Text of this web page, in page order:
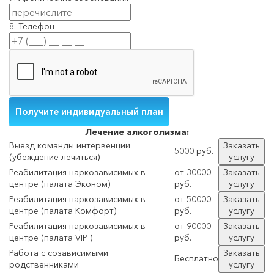
8. Телефон
Лечение алкоголизма:
Выезд команды интервенции
(убеждение лечиться)
5000 руб.
Заказать
услугу
Реабилитация наркозависимых в
центре (палата Эконом)
от 30000
руб.
Заказать
услугу
Реабилитация наркозависимых в
центре (палата Комфорт)
от 50000
руб.
Заказать
услугу
Реабилитация наркозависимых в
центре (палата VIP )
от 90000
руб.
Заказать
услугу
Работа с созависимыми
родственниками
Бесплатно Заказать
услугу